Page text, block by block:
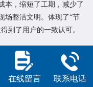
本，缩短了工期，减少了
场整洁文明。体现了“节
到了用户的一致认可。
在线留言 联系电话